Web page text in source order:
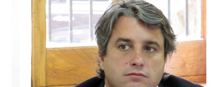
LEGISLACIÓN
Constitución Nacional
Constitución Provincial
Carta Orgánica 2007